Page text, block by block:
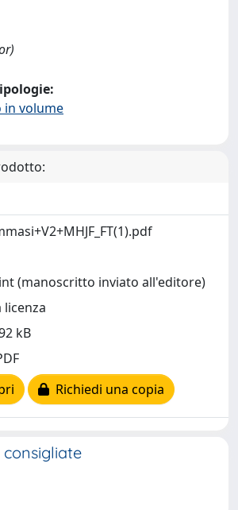
in volume
(manoscritto inviato all'editore)
licenza
kB
Richiedi una copia
consigliate